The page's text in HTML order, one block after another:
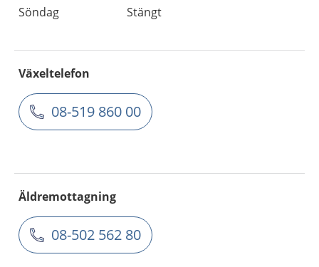
Söndag
Stängt
Växeltelefon
08-519 860 00
Äldremottagning
08-502 562 80